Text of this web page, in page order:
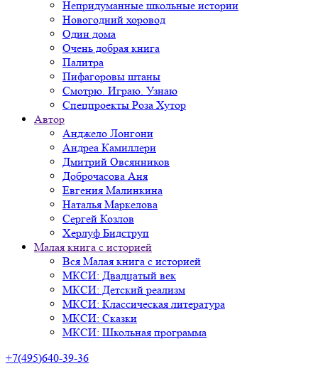
Непридуманные школьные истории
Новогодний хоровод
Один дома
Очень добрая книга
Палитра
Пифагоровы штаны
Смотрю. Играю. Узнаю
Спецпроекты Роза Хутор
Автор
Анджело Лонгони
Андреа Камиллери
Дмитрий Овсянников
Доброчасова Аня
Евгения Малинкина
Наталья Маркелова
Сергей Козлов
Херлуф Бидструп
Малая книга с историей
Вся Малая книга с историей
МКСИ: Двадцатый век
МКСИ: Детский реализм
МКСИ: Классическая литература
МКСИ: Сказки
МКСИ: Школьная программа
+7(495)640-39-36